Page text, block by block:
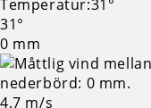
31°
0 mm
4.7 m/s